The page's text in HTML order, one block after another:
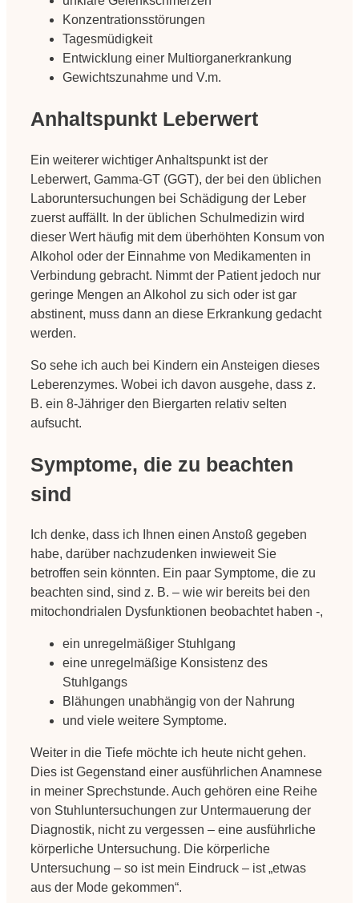
Konzentrationsstörungen
Tagesmüdigkeit
Entwicklung einer Multiorganerkrankung
Gewichtszunahme und V.m.
Anhaltspunkt Leberwert
Ein weiterer wichtiger Anhaltspunkt ist der
Leberwert, Gamma-GT (GGT), der bei den üblichen
Laboruntersuchungen bei Schädigung der Leber
zuerst auffällt. In der üblichen Schulmedizin wird
dieser Wert häufig mit dem überhöhten Konsum von
Alkohol oder der Einnahme von Medikamenten in
Verbindung gebracht. Nimmt der Patient jedoch nur
geringe Mengen an Alkohol zu sich oder ist gar
abstinent, muss dann an diese Erkrankung gedacht
werden.
So sehe ich auch bei Kindern ein Ansteigen dieses
Leberenzymes. Wobei ich davon ausgehe, dass z.
B. ein 8-Jähriger den Biergarten relativ selten
aufsucht.
Symptome, die zu beachten
sind
Ich denke, dass ich Ihnen einen Anstoß gegeben
habe, darüber nachzudenken inwieweit Sie
betroffen sein könnten. Ein paar Symptome, die zu
beachten sind, sind z. B. – wie wir bereits bei den
mitochondrialen Dysfunktionen beobachtet haben -,
ein unregelmäßiger Stuhlgang
eine unregelmäßige Konsistenz des
Stuhlgangs
Blähungen unabhängig von der Nahrung
und viele weitere Symptome.
Weiter in die Tiefe möchte ich heute nicht gehen.
Dies ist Gegenstand einer ausführlichen Anamnese
in meiner Sprechstunde. Auch gehören eine Reihe
von Stuhluntersuchungen zur Untermauerung der
Diagnostik, nicht zu vergessen – eine ausführliche
körperliche Untersuchung. Die körperliche
Untersuchung – so ist mein Eindruck – ist „etwas
aus der Mode gekommen“.